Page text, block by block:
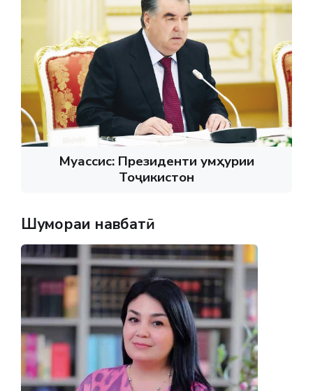
Муассис: Президенти Ҷумҳурии
Тоҷикистон
Шумораи навбатӣ